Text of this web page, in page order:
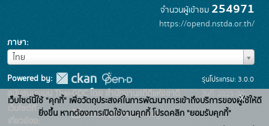
จำนวนผู้เข้าชม 254971
https://opend.nstda.or.th/
ภาษา
ไทย
ภาษา
Powered by:
สนับสนุนระบบ Thai-GDC โดย สำนักงานสถิติแห่งชาติ
เว็บไซต์ที่
เกี่ยวข้อง:
ระบบบัญชีข้อมูลภาครัฐ
รุ่นโปรแกรม: 3.0.0
วันที่: 2025-06-
26
เว็บไซต์นี้ใช้ "คุกกี้" เพื่อวัตถุประสงค์ในการพัฒนาการเข้าถึงบริการของผู้ใช้ให้ดี
ยิ่งขึ้น หากต้องการเปิดใช้งานคุกกี้ โปรดคลิก "ยอมรับคุกกี้"
x